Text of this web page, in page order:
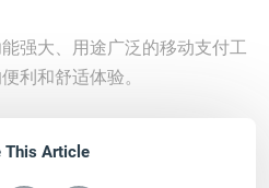
强大、用途广泛的移动支付工
利和舒适体验。
This Article